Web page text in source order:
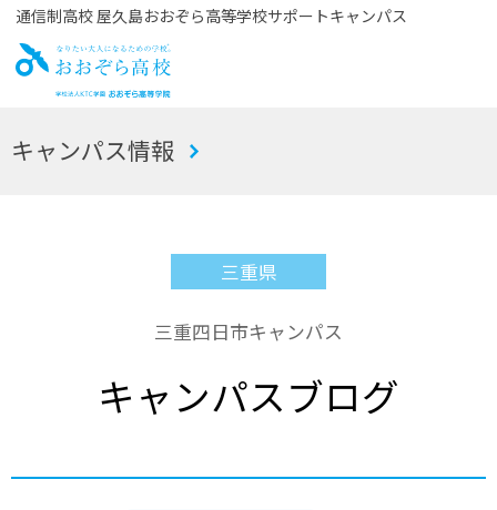
通信制高校 屋久島おおぞら高等学校サポートキャンパス
お
キャンパス情報
三重県
三重四日市キャンパス
キャンパスブログ